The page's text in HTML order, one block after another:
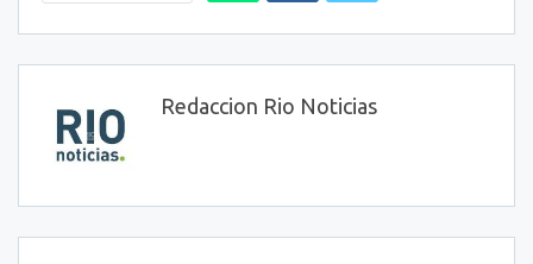
Redaccion Rio Noticias